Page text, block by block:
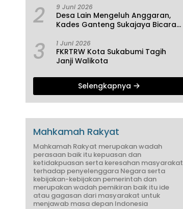
Demokrasi yang Sedang Dikunci?
2 9 Juni 2026
Desa Lain Mengeluh Anggaran,
Kades Ganteng Sukajaya Bicara
3 1 Juni 2026
FKRTRW Kota Sukabumi Tagih
Janji Walikota
Selengkapnya
Mahkamah Rakyat
Mahkamah Rakyat merupakan wadah
perasaan baik itu kepuasan dan
ketidakpuasan serta keresahan masyarakat
terhadap penyelenggara Negara serta
kebijakan-kebijakan pemerintah dan
merupakan wadah pemikiran baik itu ide
atau gagasan dari masyarakat untuk
menjawab masa depan Indonesia